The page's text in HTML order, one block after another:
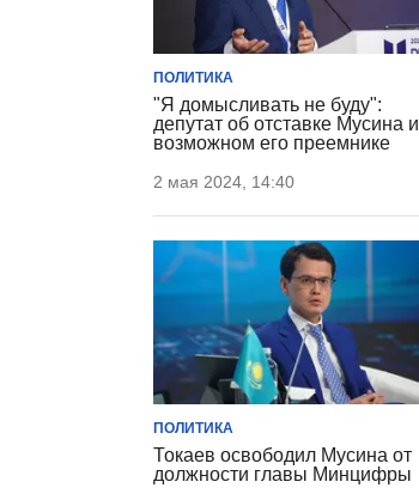
ПОЛИТИКА
"Я домысливать не буду":
депутат об отставке Мусина и
возможном его преемнике
2 мая 2024, 14:40
ПОЛИТИКА
Токаев освободил Мусина от
должности главы Минцифры